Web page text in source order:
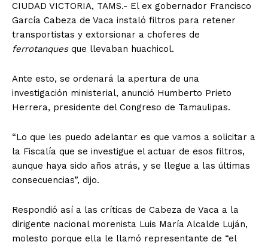
CIUDAD VICTORIA, TAMS.- El ex gobernador Francisco
García Cabeza de Vaca instaló filtros para retener
transportistas y extorsionar a choferes de
ferrotanquesque llevaban huachicol.
Ante esto, se ordenará la apertura de una
investigación ministerial, anunció Humberto Prieto
Herrera, presidente del Congreso de Tamaulipas.
“Lo que les puedo adelantar es que vamos a solicitar a
la Fiscalía que se investigue el actuar de esos filtros,
aunque haya sido años atrás, y se llegue a las últimas
consecuencias”, dijo.
Respondió así a las críticas de Cabeza de Vaca a la
dirigente nacional morenista Luis María Alcalde Luján,
molesto porque ella le llamó representante de “el